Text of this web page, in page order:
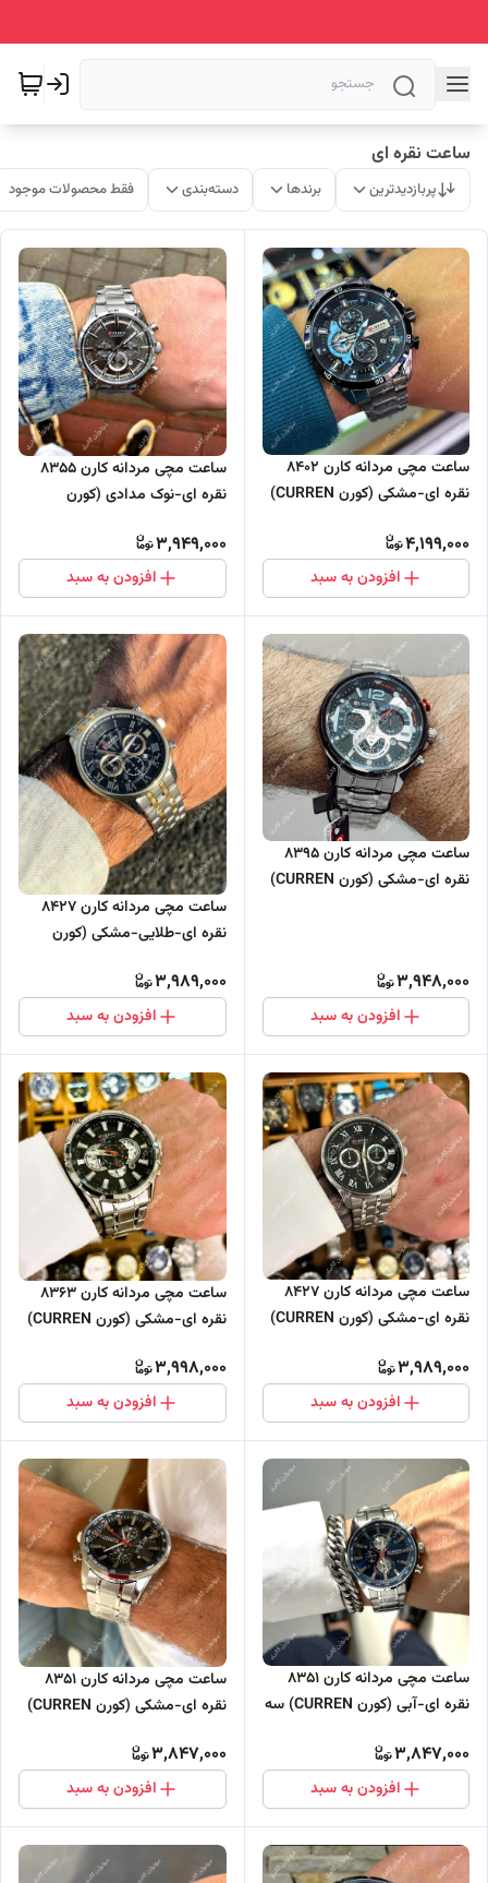
ساعت نقره ای
پربازدیدترین برندها دسته‌بندی فقط محصولات موجود
ساعت مچی مردانه کارن 8402
نقره ای-مشکی (کورن CURREN)
4,199,000
افزودن به سبد
ساعت مچی مردانه کارن 8355
نقره ای-نوک مدادی (کورن
3,949,000
افزودن به سبد
ساعت مچی مردانه کارن 8395
نقره ای-مشکی (کورن CURREN)
3,948,000
افزودن به سبد
ساعت مچی مردانه کارن 8427
نقره ای-طلایی-مشکی (کورن
3,989,000
افزودن به سبد
ساعت مچی مردانه کارن 8427
نقره ای-مشکی (کورن CURREN)
3,989,000
افزودن به سبد
ساعت مچی مردانه کارن 8363
نقره ای-مشکی (کورن CURREN)
3,998,000
افزودن به سبد
ساعت مچی مردانه کارن 8351
نقره ای-آبی (کورن CURREN) سه
3,847,000
افزودن به سبد
ساعت مچی مردانه کارن 8351
نقره ای-مشکی (کورن CURREN)
3,847,000
افزودن به سبد